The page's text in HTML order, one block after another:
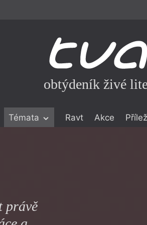
obtýdeník živé
Témata Ravt Akce
právě